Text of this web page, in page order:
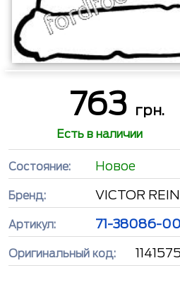
763 грн.
Есть в наличии
Состояние: Новое
Бренд: VICTOR
Артикул: 71-38086-00
Оригинальный код: